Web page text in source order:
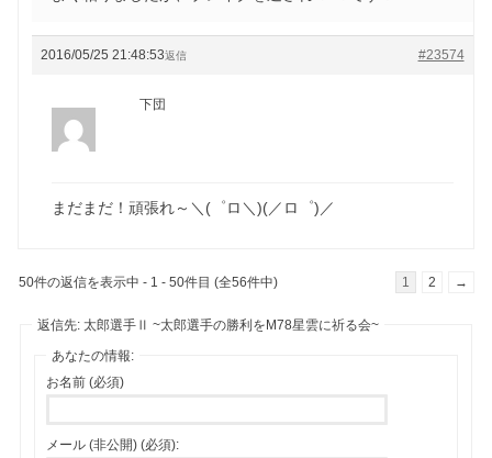
2016/05/25 21:48:53 #23574
返信
下団
まだまだ！頑張れ～＼(゜ロ＼)(／ロ゜)／
50件の返信を表示中 - 1 - 50件目 (全56件中) 1 2 →
返信先: 太郎選手Ⅱ ~太郎選手の勝利をM78星雲に祈る会~
あなたの情報:
お名前 (必須)
メール (非公開) (必須):